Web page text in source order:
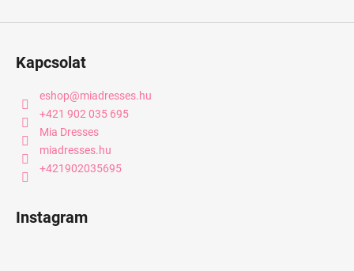
Kapcsolat
eshop@miadresses.hu
+421 902 035 695
Mia Dresses
miadresses.hu
+421902035695
Instagram